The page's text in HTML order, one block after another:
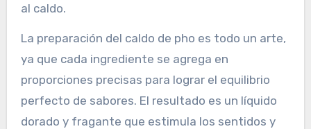
al caldo.
La preparación del caldo de pho es todo un arte,
ya que cada ingrediente se agrega en
proporciones precisas para lograr el equilibrio
perfecto de sabores. El resultado es un líquido
dorado y fragante que estimula los sentidos y